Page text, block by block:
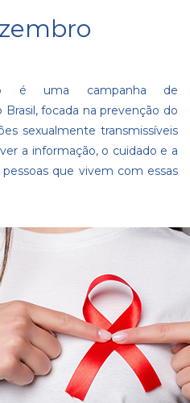
é uma campanha de
focada na prevenção do
sexualmente transmissíveis
a informação, o cuidado e a
que vivem com essas